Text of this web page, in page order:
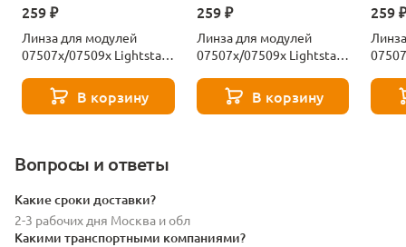
259 ₽
Линза для модулей
07507х/07509х Lightstar
В корзину
259 ₽
Линза для модулей
07507х/07509х Lightstar
В корзину
259
Вопросы и ответы
Какие сроки доставки?
2-3 рабочих дня Москва и обл
Какими транспортными компаниями?